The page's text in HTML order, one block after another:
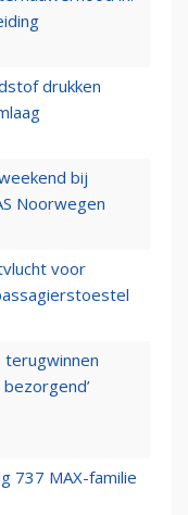
drukken
bij
Noorwegen
voor
terugwinnen
737 MAX-familie